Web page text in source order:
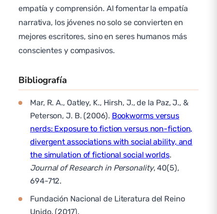
empatía y comprensión. Al fomentar la empatía
narrativa, los jóvenes no solo se convierten en
mejores escritores, sino en seres humanos más
conscientes y compasivos.
Bibliografía
Mar, R. A., Oatley, K., Hirsh, J., de la Paz, J., &
Peterson, J. B. (2006). Bookworms versus
nerds: Exposure to fiction versus non-fiction,
divergent associations with social ability, and
the simulation of fictional social worlds.
Journal of Research in Personality, 40(5),
694-712.
Fundación Nacional de Literatura del Reino
Unido. (2017).